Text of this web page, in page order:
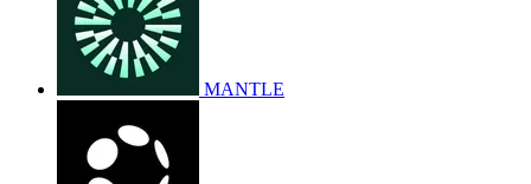
MANTLE